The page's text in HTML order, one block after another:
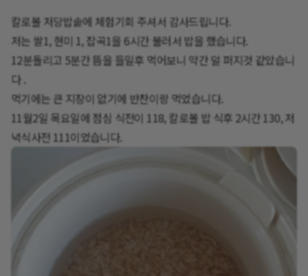
칼로볼 저당밥솥에 체험기회 주셔서 감사드립니다.
저는 쌀1, 현미 1, 잡곡1을 6시간 불러서 밥을 했습니다.
12분돌리고 5분간 뜸을 들일후 먹어보니 약간 덜 퍼지것 같았습니
다 .
먹기에는 큰 지장이 없기에 반찬이랑 먹었습니다.
11월2일 목요일에 점심 식전이 118, 칼로볼 밥 식후 2시간 130, 저
녁식사전 111이었습니다.